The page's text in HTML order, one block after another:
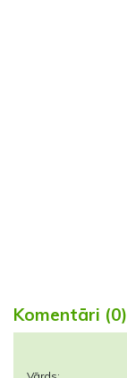
Komentāri (0)